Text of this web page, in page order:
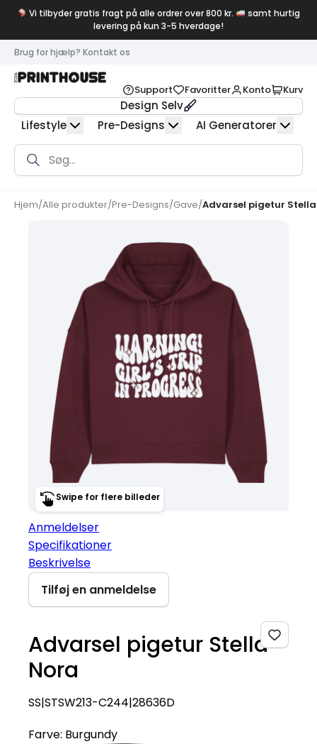
Vi tilbyder gratis fragt på alle ordrer over 800 kr.
samt hurtig
levering på kun 3-5 hverdage!
Brug for hjælp? Kontakt os
Support Favoritter Konto Kurv
Design Selv
Lifestyle
Pre-Designs AI Generatorer
Products
search
Hjem/Alle produkter/Pre-Designs/Gave/Advarsel pigetur
Swipe for flere billeder
Anmeldelser
Specifikationer
Beskrivelse
Tilføj en anmeldelse
Advarsel pigetur Stella
Nora
SS|STSW213-C244|28636D
Farve: Burgundy